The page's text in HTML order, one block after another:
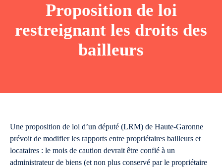
Proposition de loi
restreignant les droits des
bailleurs
Une proposition de loi d’un député (LRM) de Haute-Garonne
prévoit de modifier les rapports entre propriétaires bailleurs et
locataires : le mois de caution devrait être confié à un
administrateur de biens (et non plus conservé par le propriétaire